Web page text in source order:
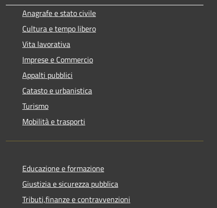
Anagrafe e stato civile
Cultura e tempo libero
Vita lavorativa
Imprese e Commercio
Appalti pubblici
Catasto e urbanistica
Turismo
Mobilità e trasporti
Educazione e formazione
Giustizia e sicurezza pubblica
Tributi,finanze e contravvenzioni